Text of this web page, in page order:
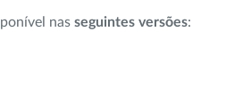
nas seguintes versões: